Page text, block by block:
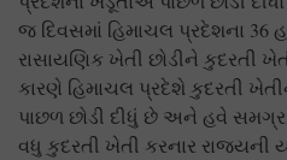
જ દિવસમાં હિમાચલ પ્રદેશના
રાસાયણિક ખેતી છોડીને કુદરતી
કારણે હિમાચલ પ્રદેશે કુદરતી
પાછળ છોડી દીધું છે અને હવે સમગ્ર
વધુ કુદરતી ખેતી કરનાર રાજ્યની